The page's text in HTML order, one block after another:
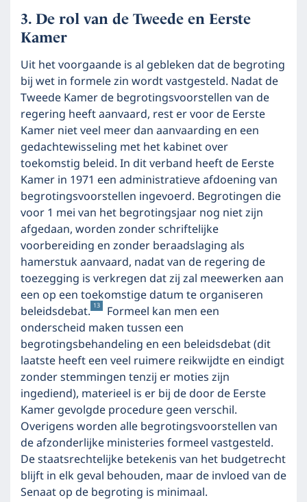
De rol van de Tweede en Eerste
Kamer
Uit het voorgaande is al gebleken dat de begroting
bij wet in formele zin wordt vastgesteld. Nadat de
Tweede Kamer de begrotingsvoorstellen van de
regering heeft aanvaard, rest er voor de Eerste
Kamer niet veel meer dan aanvaarding en een
gedachtewisseling met het kabinet over
toekomstig beleid. In dit verband heeft de Eerste
Kamer in 1971 een administratieve afdoening van
begrotingsvoorstellen ingevoerd. Begrotingen die
voor 1 mei van het begrotingsjaar nog niet zijn
afgedaan, worden zonder schriftelijke
voorbereiding en zonder beraadslaging als
hamerstuk aanvaard, nadat van de regering de
toezegging is verkregen dat zij zal meewerken aan
een op een toekomstige datum te organiseren
beleidsdebat. 13
Formeel kan men een
onderscheid maken tussen een
begrotingsbehandeling en een beleidsdebat (dit
laatste heeft een veel ruimere reikwijdte en eindigt
zonder stemmingen tenzij er moties zijn
ingediend), materieel is er bij de door de Eerste
Kamer gevolgde procedure geen verschil.
Overigens worden alle begrotingsvoorstellen van
de afzonderlijke ministeries formeel vastgesteld.
De staatsrechtelijke betekenis van het budgetrecht
blijft in elk geval behouden, maar de invloed van de
Senaat op de begroting is minimaal.